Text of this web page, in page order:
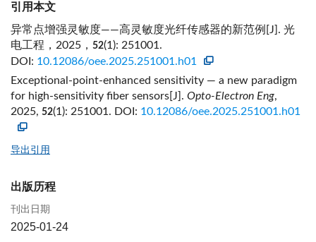
引用本文
异常点增强灵敏度——高灵敏度光纤传感器的新范例[J]. 光
电工程，2025， 52(1): 251001.
DOI: 10.12086/oee.2025.251001.h01
Exceptional-point-enhanced sensitivity — a new paradigm
for high-sensitivity fiber sensors[J]. Opto-Electron Eng,
2025, 52(1): 251001. DOI: 10.12086/oee.2025.251001.h01
导出引用
出版历程
刊出日期
2025-01-24